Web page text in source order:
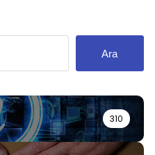
Ara
310